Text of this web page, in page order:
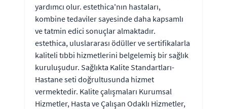
yardımcı olur. estethica'nın hastaları,
kombine tedaviler sayesinde daha kapsamlı
ve tatmin edici sonuçlar almaktadır.
estethica, uluslararası ödüller ve sertifikalarla
kaliteli tıbbi hizmetlerini belgelemiş bir sağlık
kuruluşudur. Sağlıkta Kalite Standartları-
Hastane seti doğrultusunda hizmet
vermektedir. Kalite çalışmaları Kurumsal
Hizmetler, Hasta ve Çalışan Odaklı Hizmetler,